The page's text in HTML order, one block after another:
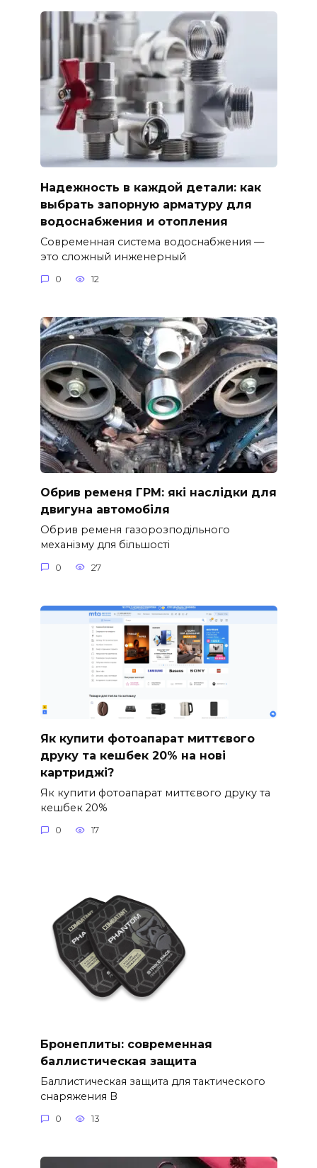
Надежность в каждой детали: как
выбрать запорную арматуру для
водоснабжения и отопления
Современная система водоснабжения —
это сложный инженерный
0 12
Обрив ременя ГРМ: які наслідки для
двигуна автомобіля
Обрив ременя газорозподільного
механізму для більшості
0 27
Як купити фотоапарат миттєвого
друку та кешбек 20% на нові
картриджі?
Як купити фотоапарат миттєвого друку та
кешбек 20%
0 17
Бронеплиты: современная
баллистическая защита
Баллистическая защита для тактического
снаряжения В
0 13